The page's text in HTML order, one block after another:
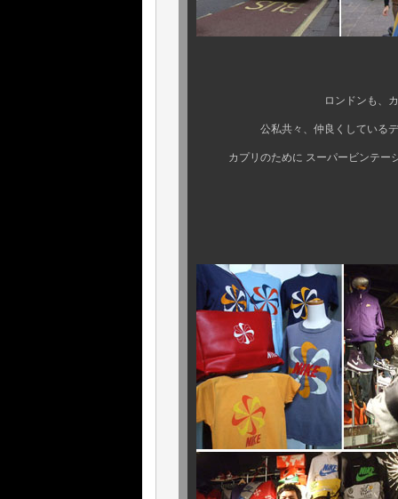
ロンドンも、カプリの買
公私共々、仲良くしているディー
カプリのために スーパービンテージ